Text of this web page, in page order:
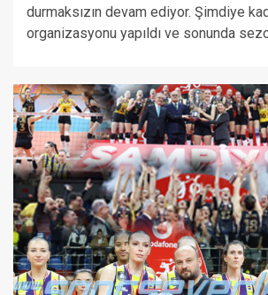
durmaksızın devam ediyor. Şimdiye
organizasyonu yapıldı ve sonunda